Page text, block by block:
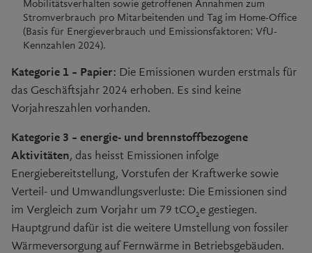
Mobilitätsverhalten sowie getroffenen Annahmen zum
Stromverbrauch pro Mitarbeitenden und Tag im Home-Office
(Basis für Energieverbrauch und Emissionsfaktoren: VfU-
Kennzahlen 2024).
Kategorie 1 – Papier: Die Emissionen wurden erstmals für
das Geschäftsjahr 2024 erhoben. Es sind keine
Vorjahreszahlen vorhanden.
Kategorie 3 – energie- und brennstoffbezogene
Aktivitäten, das heisst Emissionen infolge
Energiebereitstellung, Vorstufen der Kraftwerke sowie
Verteil- und Umwandlungsverluste: Die Emissionen sind
im Vergleich zum Vorjahr um 79 tCO2e gestiegen.
Hauptgrund dafür ist die weitere Umstellung von fossiler
Wärmeversorgung auf Fernwärme in Betriebsgebäuden.